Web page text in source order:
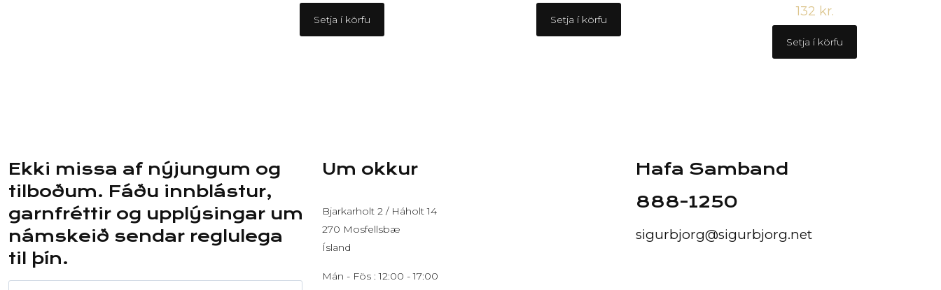
Setja í körfu Setja í körfu
132 kr.
Setja í körfu
Ekki missa af nýjungum og
tilboðum. Fáðu innblástur,
garnfréttir og upplýsingar um
námskeið sendar reglulega
til þín.
Um okkur
Bjarkarholt 2 / Háholt 14
270 Mosfellsbæ
Ísland
Mán - Fös : 12:00 - 17:00
Hafa Samband
888-1250
sigurbjorg@sigurbjorg.net